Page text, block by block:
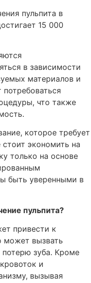
пульпита в
15 000
в зависимости
материалов и
что также
которое требует
экономить на
только на основе
быть уверенными в
пульпита?
привести к
может вызвать
зуба. Кроме
и
вызывая